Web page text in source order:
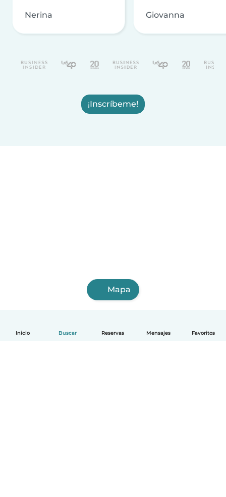
Inicio Buscar Reservas Mensajes Favoritos
Nerina Giovanna
¡Inscríbeme!
Mapa